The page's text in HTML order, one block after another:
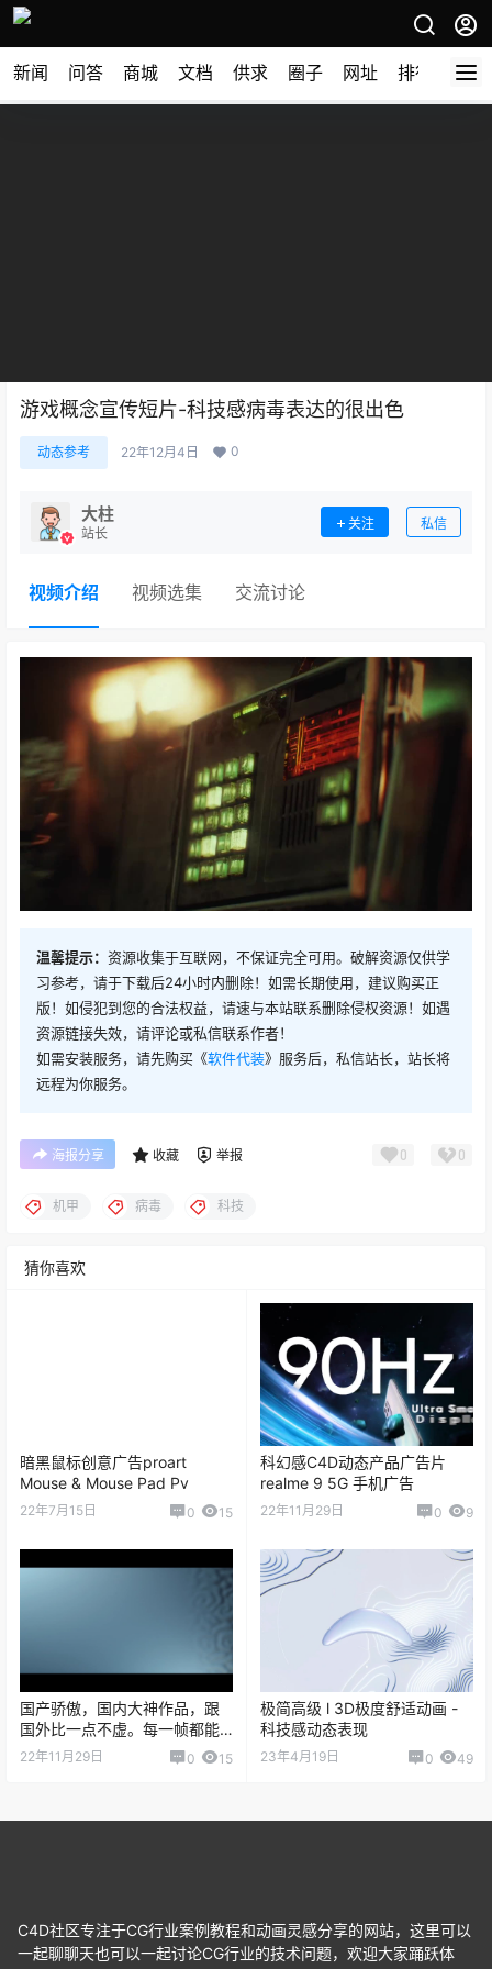
新闻 问答 商城 文档 供求 圈子 网址 排行榜
游戏概念宣传短片-科技感病毒表达的很出色
动态参考 22年12月4日 0
大柱
站长
关注 私信
视频介绍 视频选集 交流讨论
温馨提示： 资源收集于互联网，不保证完全可用。破解资源仅供学
习参考，请于下载后24小时内删除！如需长期使用，建议购买正
版！如侵犯到您的合法权益，请速与本站联系删除侵权资源！如遇
资源链接失效，请评论或私信联系作者！
如需安装服务，请先购买《软件代装》服务后，私信站长，站长将
远程为你服务。
海报分享 收藏 举报 0 0
机甲 病毒 科技
猜你喜欢
暗黑鼠标创意广告proart
Mouse & Mouse Pad Pv
22年7月15日 0 15
科幻感C4D动态产品广告片
realme 9 5G 手机广告
22年11月29日 0 9
国产骄傲，国内大神作品，跟
国外比一点不虚。每一帧都能
当封面
22年11月29日 0 15
极简高级 l 3D极度舒适动画 -
科技感动态表现
23年4月19日 0 49
C4D社区专注于CG行业案例教程和动画灵感分享的网站，这里可以
一起聊聊天也可以一起讨论CG行业的技术问题，欢迎大家踊跃体